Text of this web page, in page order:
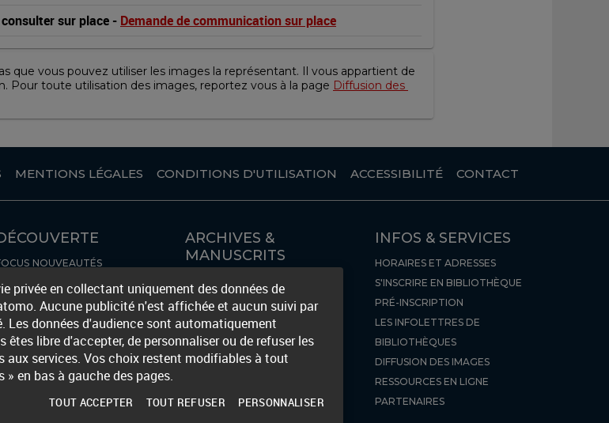
sur place - Demande de communication sur place
que vous pouvez utiliser les images la représentant. Il vous appartient de
Pour toute utilisation des images, reportez vous à la page Diffusion des
MENTIONS LÉGALES CONDITIONS D'UTILISATION ACCESSIBILITÉ CONTACT
NOUVEAUTÉS
ARCHIVES &
MANUSCRITS
FOCUS ARCHIVES
INFOS & SERVICES
HORAIRES ET ADRESSES
S'INSCRIRE EN BIBLIOTHÈQUE
PRÉ-INSCRIPTION
LES INFOLETTRES DE
BIBLIOTHÈQUES
DIFFUSION DES IMAGES
RESSOURCES EN LIGNE
PARTENAIRES
privée en collectant uniquement des données de
Aucune publicité n'est affichée et aucun suivi par
Les données d'audience sont automatiquement
êtes libre d'accepter, de personnaliser ou de refuser les
services. Vos choix restent modifiables à tout
en bas à gauche des pages.
TOUT ACCEPTER TOUT REFUSER PERSONNALISER